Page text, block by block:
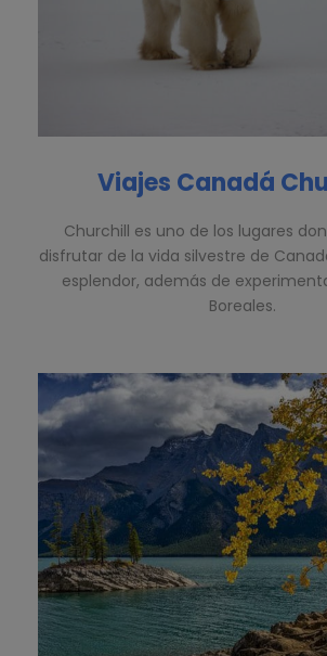
Viajes Canadá
Churchill es uno de los lugares
disfrutar de la vida silvestre de
esplendor, además de
Boreales.